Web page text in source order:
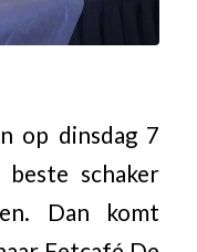
op dinsdag 7
schaker
Dan komt